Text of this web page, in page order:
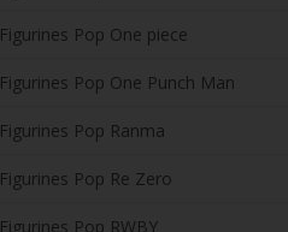
Figurines Pop One piece
Figurines Pop One Punch Man
Figurines Pop Ranma
Figurines Pop Re Zero
Figurines Pop RWBY